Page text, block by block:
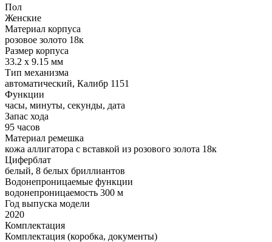
Пол
Женские
Материал корпуса
розовое золото 18к
Размер корпуса
33.2 х 9.15 мм
Тип механизма
автоматический, Калибр 1151
Функции
часы, минуты, секунды, дата
Запас хода
95 часов
Материал ремешка
кожа аллигатора с вставкой из розового золота 18к
Циферблат
белый, 8 белых бриллиантов
Водонепроницаемые функции
водонепроницаемость 300 м
Год выпуска модели
2020
Комплектация
Комплектация (коробка, документы)